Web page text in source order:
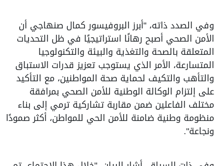
وفي الصدد ذاته، "أبرز البروفيسور كمال صنهاجي أن
الأمن الصحي أصبح رهانًا استراتيجيًا في ظل التحديات
المتعلقة بالصحة والتغذية والبيئة والتكنولوجيا
المتسارعة، الأمر الذي يستوجب تعزيز قدرات الاستباق
والتأهب والتكيف لحماية صحة المواطنين، مع التأكيد
على إلتزام الوكالة الوطنية للأمن الصحي بمرافقة
مختلف الفاعلين ضمن مقاربة تشاركية ترمي إلى بناء
منظومة وطنية ضامنة للأمن الحي للمواطن، أكثر صمودًا
ونجاعة".